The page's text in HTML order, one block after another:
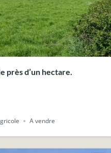
près d’un hectare.
A vendre